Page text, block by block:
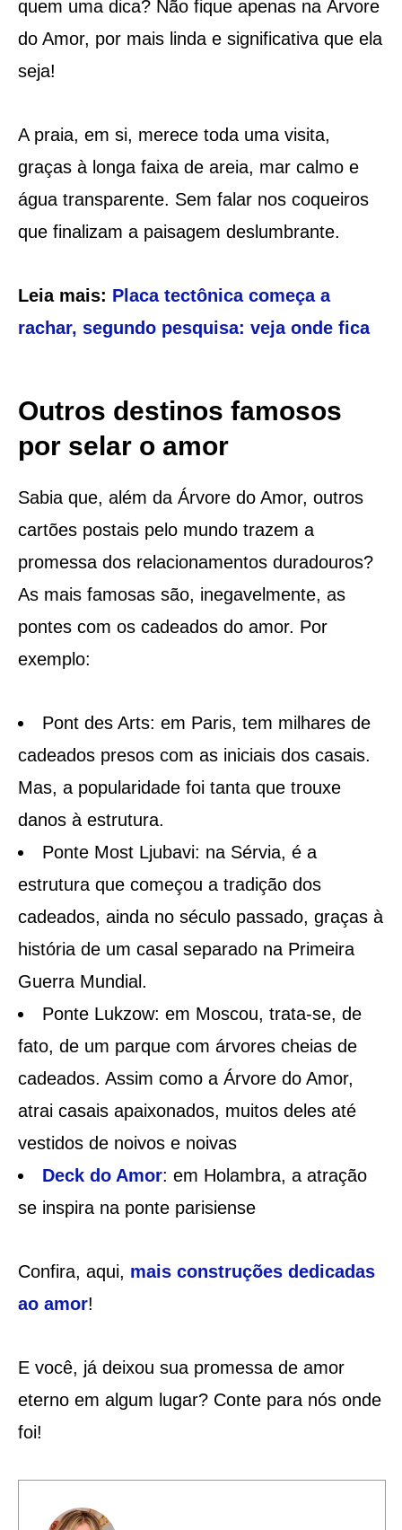
quem uma dica? Não fique apenas na Árvore
do Amor, por mais linda e significativa que ela
seja!
A praia, em si, merece toda uma visita,
graças à longa faixa de areia, mar calmo e
água transparente. Sem falar nos coqueiros
que finalizam a paisagem deslumbrante.
Leia mais: Placa tectônica começa a
rachar, segundo pesquisa: veja onde fica
Outros destinos famosos
por selar o amor
Sabia que, além da Árvore do Amor, outros
cartões postais pelo mundo trazem a
promessa dos relacionamentos duradouros?
As mais famosas são, inegavelmente, as
pontes com os cadeados do amor. Por
exemplo:
Pont des Arts: em Paris, tem milhares de
cadeados presos com as iniciais dos casais.
Mas, a popularidade foi tanta que trouxe
danos à estrutura.
Ponte Most Ljubavi: na Sérvia, é a
estrutura que começou a tradição dos
cadeados, ainda no século passado, graças à
história de um casal separado na Primeira
Guerra Mundial.
Ponte Lukzow: em Moscou, trata-se, de
fato, de um parque com árvores cheias de
cadeados. Assim como a Árvore do Amor,
atrai casais apaixonados, muitos deles até
vestidos de noivos e noivas
Deck do Amor: em Holambra, a atração
se inspira na ponte parisiense
Confira, aqui, mais construções dedicadas
ao amor!
E você, já deixou sua promessa de amor
eterno em algum lugar? Conte para nós onde
foi!